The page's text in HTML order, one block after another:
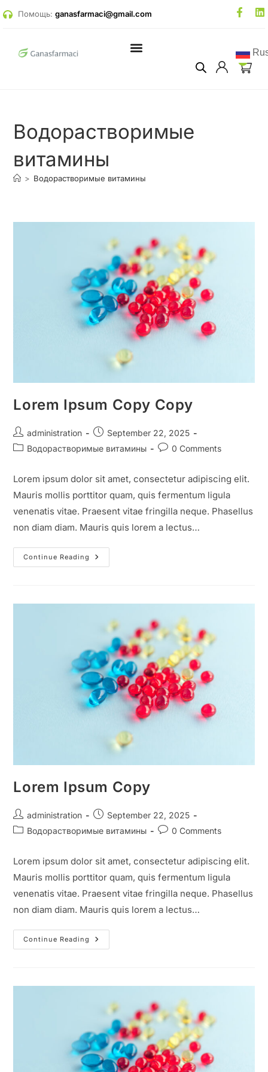
Помощь: ganasfarmaci@gmail.com
0
Водорастворимые
витамины
> Водорастворимые витамины
Lorem Ipsum Copy Copy
administration
September 22, 2025
Водорастворимые витамины
0 Comments
Lorem ipsum dolor sit amet, consectetur adipiscing elit.
Mauris mollis porttitor quam, quis fermentum ligula
venenatis vitae. Praesent vitae fringilla neque. Phasellus
non diam diam. Mauris quis lorem a lectus…
Continue Reading
Lorem Ipsum Copy
administration
September 22, 2025
Водорастворимые витамины
0 Comments
Lorem ipsum dolor sit amet, consectetur adipiscing elit.
Mauris mollis porttitor quam, quis fermentum ligula
venenatis vitae. Praesent vitae fringilla neque. Phasellus
non diam diam. Mauris quis lorem a lectus…
Continue Reading